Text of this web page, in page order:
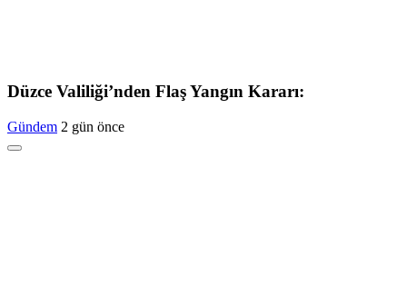
Düzce Valiliği’nden Flaş Yangın Kararı:
Gündem 2 gün önce